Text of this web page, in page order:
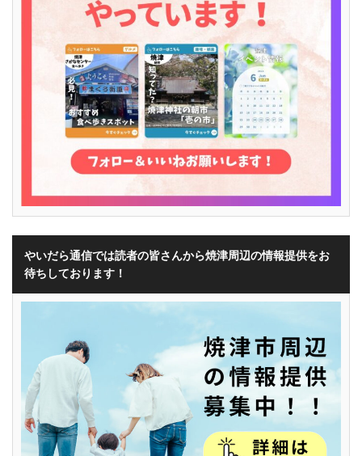
やいだら通信では読者の皆さんから焼津周辺の情報提供をお
待ちしております！